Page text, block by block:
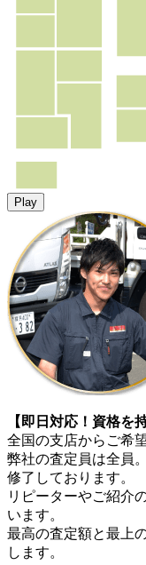
Play
【即日対応！資格を
全国の支店からご希
弊社の査定員は全員
修了しております。
リピーターやご紹介
います。
最高の査定額と最上
します。